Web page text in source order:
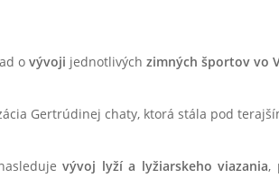
o vývoji jednotlivých zimných športov vo
Gertrúdinej chaty, ktorá stála pod
vývoj lyží a lyžiarskeho viazania,